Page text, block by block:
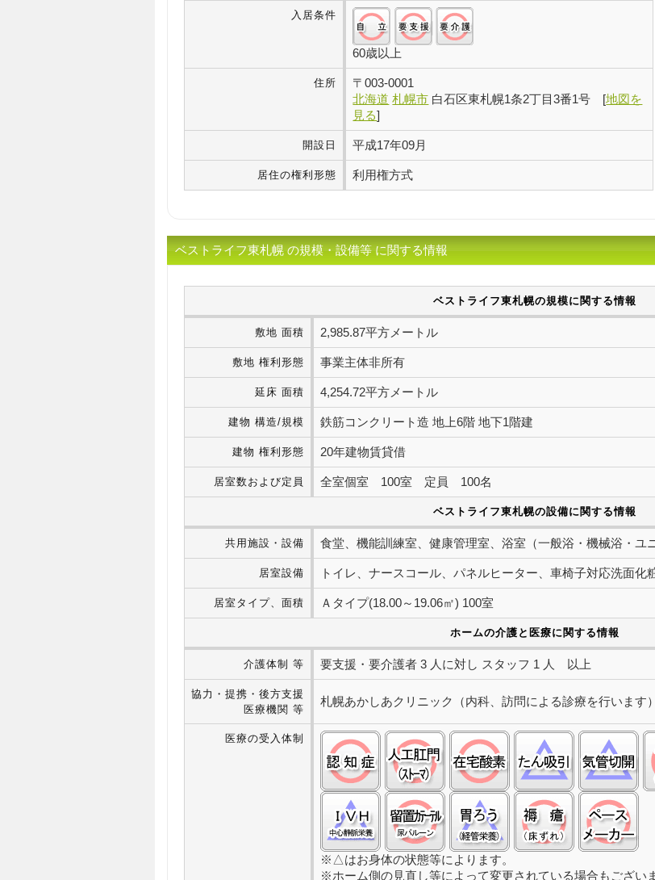
入居条件
60歳以上
住所 〒003-0001
北海道 札幌市 白石区東札幌1条2丁目3番1号 [地図を
見る]
開設日 平成17年09月
居住の権利形態 利用権方式
ベストライフ東札幌 の規模・設備等 に関する情報
ベストライフ東札幌の規模に関する情報
敷地 面積 2,985.87平方メートル
敷地 権利形態 事業主体非所有
延床 面積 4,254.72平方メートル
建物 構造/規模 鉄筋コンクリート造 地上6階 地下1階建
建物 権利形態 20年建物賃貸借
居室数および定員 全室個室 100室 定員 100名
ベストライフ東札幌の設備に関する情報
共用施設・設備 食堂、機能訓練室、健康管理室、浴室（一般浴・機械浴・ユ
居室設備 トイレ、ナースコール、パネルヒーター、車椅子対応洗面
居室タイプ、面積 Ａタイプ(18.00～19.06㎡) 100室
ホームの介護と医療に関する情報
介護体制 等 要支援・要介護者 3 人に対し スタッフ 1 人 以上
協力・提携・後方支援
医療機関 等
札幌あかしあクリニック（内科、訪問による診療を行います）
医療の受入体制 認知症:○ ストーマ(人工肛門):○
在宅酸素:○ たん吸引:△
中心静脈栄養(ＩＶＨ):△留置カテーテル(尿バルーン):○
経管栄養(胃ろう):△
褥瘡（床ずれ
※△はお身体の状態等によります。
※ホーム側の見直し等によって変更されている場合もござい